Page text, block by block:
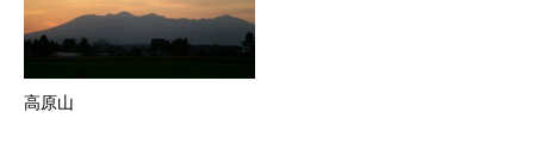
高原山